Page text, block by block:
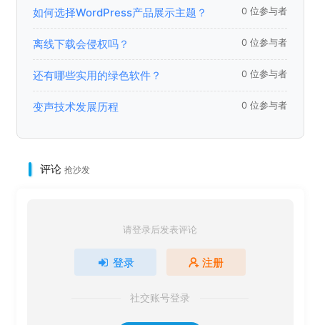
如何选择WordPress产品展示主题？ 0 位参与者
离线下载会侵权吗？ 0 位参与者
还有哪些实用的绿色软件？ 0 位参与者
变声技术发展历程 0 位参与者
评论 抢沙发
请登录后发表评论
登录 注册
社交账号登录